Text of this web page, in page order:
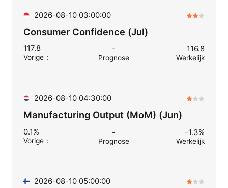
2026-08-10 03:00:00
Consumer Confidence (Jul)
117.8
Vorige：
-
Prognose
116.8
Werkelijk
2026-08-10 04:30:00
Manufacturing Output (MoM) (Jun)
0.1%
Vorige：
-
Prognose
-1.3%
Werkelijk
2026-08-10 05:00:00